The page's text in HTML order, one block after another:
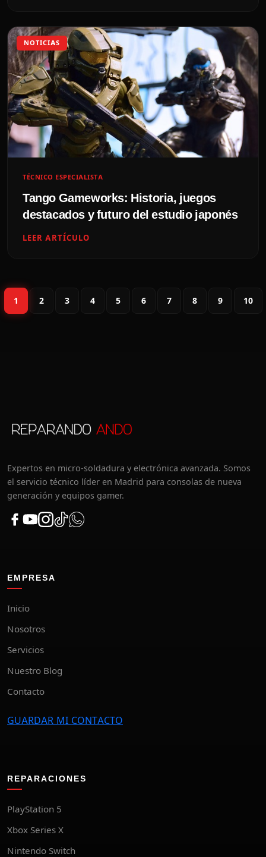
NOTICIAS
TÉCNICO ESPECIALISTA
Tango Gameworks: Historia, juegos
destacados y futuro del estudio japonés
LEER ARTÍCULO
1 2 3 4 5 6 7 8 9 10
Expertos en micro-soldadura y electrónica avanzada. Somos
el servicio técnico líder en Madrid para consolas de nueva
generación y equipos gamer.
EMPRESA
Inicio
Nosotros
Servicios
Nuestro Blog
Contacto
GUARDAR MI CONTACTO
REPARACIONES
PlayStation 5
Xbox Series X
Nintendo Switch